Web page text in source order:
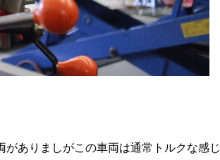
ありましがこの車両は通常トルクな感じ